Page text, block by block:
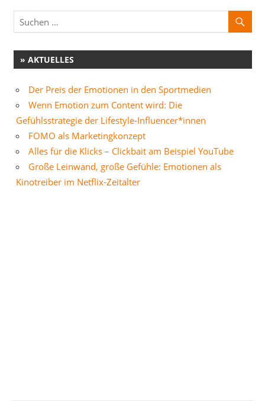
» AKTUELLES
Der Preis der Emotionen in den Sportmedien
Wenn Emotion zum Content wird: Die
Gefühlsstrategie der Lifestyle-Influencer*innen
FOMO als Marketingkonzept
Alles für die Klicks – Clickbait am Beispiel YouTube
Große Leinwand, große Gefühle: Emotionen als
Kinotreiber im Netflix-Zeitalter